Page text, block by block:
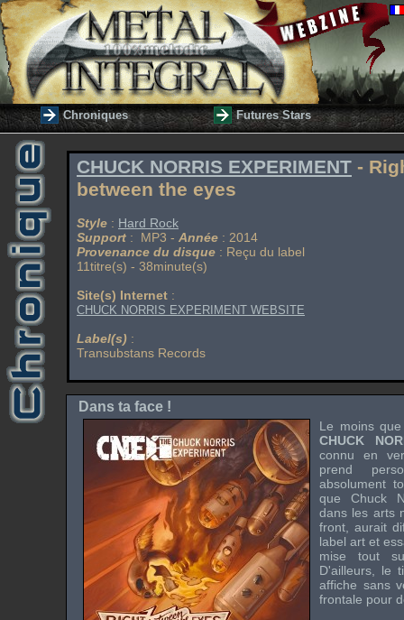
Chroniques Futures Stars
CHUCK NORRIS EXPERIMENT -
between the eyes
Style : Hard Rock
Support : MP3 - Année : 2014
Provenance du disque : Reçu du label
11titre(s) - 38minute(s)
Site(s) Internet :
CHUCK NORRIS EXPERIMENT WEBSITE
Label(s) :
Transubstans Records
Dans ta face !
Le moins
CHUCK
connu en
prend
absolument
que Chuck
dans les arts
front, aurait
label art et
mise tout
D'ailleurs, le
affiche sans
frontale pour